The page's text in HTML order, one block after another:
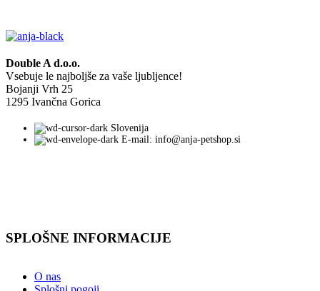
Double A d.o.o.
Vsebuje le najboljše za vaše ljubljence!
Bojanji Vrh 25
1295 Ivančna Gorica
Slovenija
E-mail: info@anja-petshop.si
SPLOŠNE INFORMACIJE
O nas